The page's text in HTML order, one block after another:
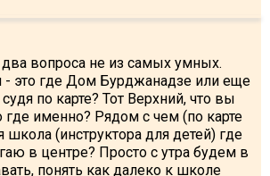
вопроса не из самых умных.
- это где Дом Бурджанадзе или еще
по карте? Тот Верхний, что вы
где именно? Рядом с чем (по карте
школа (инструктора для детей) где
в центре? Просто с утра будем в
понять как далеко к школе